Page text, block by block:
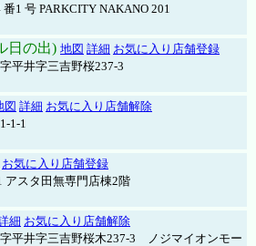
1 号 PARKCITY NAKANO 201
日の出) 地図 詳細 お気に入り店舗登録
平井字三吉野桜237-3
図 詳細 お気に入り店舗解除
1-1
お気に入り店舗登録
アスタ田無専門店棟2階
細 お気に入り店舗解除
平井字三吉野桜木237-3 ノジマイオンモー